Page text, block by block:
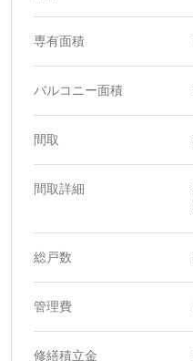
専有面積
バルコニー面積
間取
間取詳細
総戸数
管理費
修繕積立金